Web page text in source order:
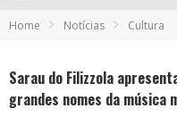
Home Notícias Cultura
Sarau do Filizzola
grandes nomes da música